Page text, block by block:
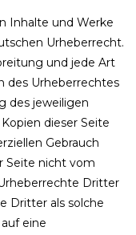
Inhalte und Werke
Urheberrecht.
und jede Art
des Urheberrechtes
des jeweiligen
dieser Seite
Gebrauch
Seite nicht vom
Dritter
Dritter als solche
eine